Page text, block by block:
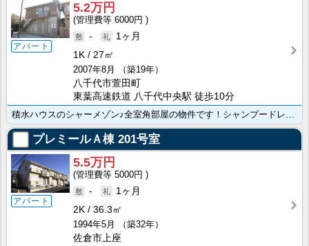
アパート
5.2万円
6000円
-
1ヶ月
1K
27㎡
2007年8月
（築19年）
八千代市萱田町
東葉高速鉄道 八千代中央駅 徒歩10分
プレミールＡ棟 201号室
アパート
5.5万円
5000円
-
1ヶ月
2K
36.3㎡
1994年5月
（築32年）
佐倉市上座